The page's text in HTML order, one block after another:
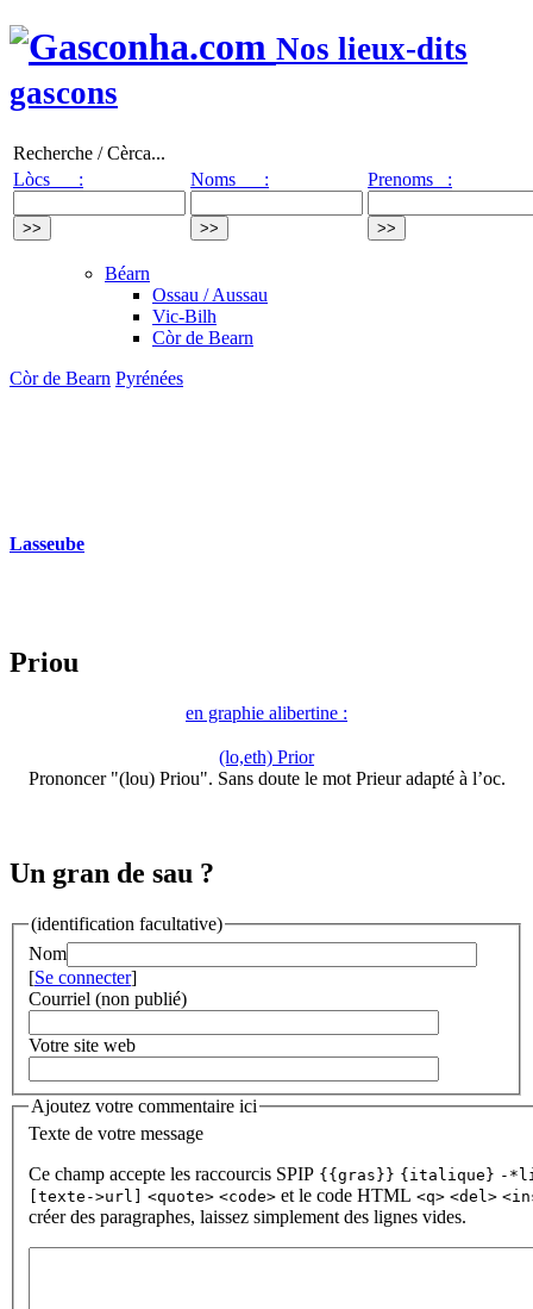
Nos lieux-dits
gascons
Recherche / Cèrca...
Lòcs :
Noms : Prenoms :
Béarn
Ossau / Aussau
Vic-Bilh
Còr de Bearn
Còr de Bearn Pyrénées
Lasseube
Priou
en graphie alibertine :
(lo,eth) Prior
Prononcer "(lou) Priou". Sans doute le mot Prieur adapté à l’oc.
Un gran de sau ?
(identification facultative)
Nom
[Se connecter]
Courriel (non publié)
Votre site web
Ajoutez votre commentaire ici
Texte de votre message
Ce champ accepte les raccourcis SPIP {{gras}} {italique} -
[texte->url]
<quote> <code> et le code HTML <q> <del>
créer des paragraphes, laissez simplement des lignes vides.